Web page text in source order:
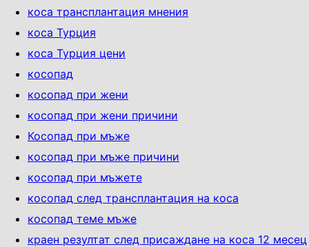
коса трансплантация мнения
коса Турция
коса Турция цени
косопад
косопад при жени
косопад при жени причини
Косопад при мъже
косопад при мъже причини
косопад при мъжете
косопад след трансплантация на коса
косопад теме мъже
краен резултат след присаждане на коса 12 месец